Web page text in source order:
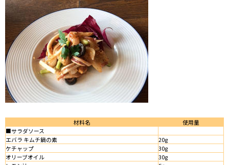
Well-being 防災・減災
ショッピング
会社概要・ビジョン
お問い合わせ
材料名
使用量
■サラダソース
エバラ キムチ鍋の素
20g
ケチャップ
30g
オリーブオイル
30g